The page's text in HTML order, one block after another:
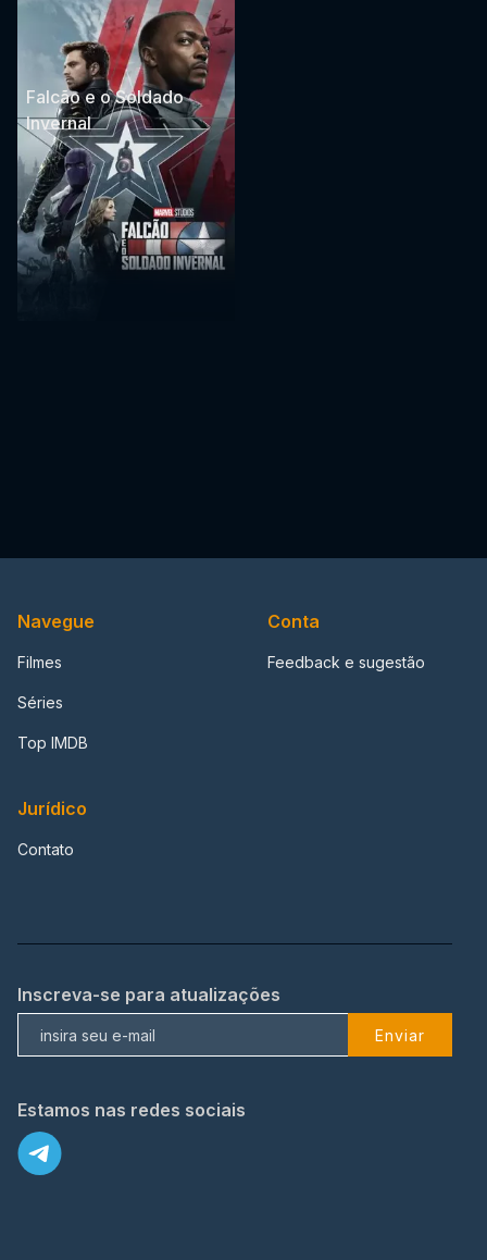
Falcão e o Soldado
Invernal
Navegue
Filmes
Séries
Top IMDB
Conta
Feedback e sugestão
Jurídico
Contato
Inscreva-se para atualizações
Enviar
Estamos nas redes sociais